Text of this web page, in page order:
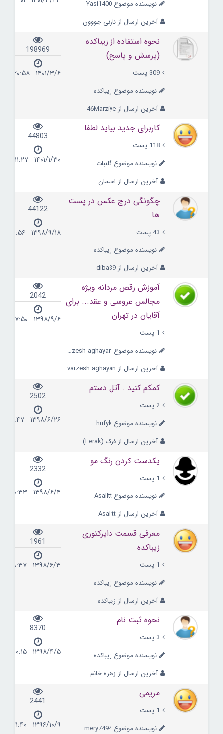
نویسنده موضوع Yasi1400
آخرین ارسال از نارنی جووون
نحوه استفاده از زیباکده
(پرسش و پاسخ)
309 پست
نویسنده موضوع زیباکده
آخرین ارسال از 46Marziye
198969
۱۴۰۱/۳/۶ ۲۰:۵۸
کاربرای جدید بیاید لطفا
118 پست
نویسنده موضوع گلنبات
آخرین ارسال از احسان..
44803
۱۴۰۱/۱/۳۰ ۱۱:۲۷
چگونگی درج عکس در پست
ها
43 پست
نویسنده موضوع زیباکده
آخرین ارسال از diba39
44122
۱۳۹۸/۹/۱۸ ۱۹:۵۶
آموزش رقص مردانه ویژه
مجالس عروسی و عقد... برای
آقایان در تهران
1 پست
نویسنده موضوع varzesh aghayan
آخرین ارسال از varzesh aghayan
2042
۱۳۹۸/۹/۶ ۱۷:۵۰
کمکم کنید . آتل دستم
2 پست
نویسنده موضوع hufyk
آخرین ارسال از فرک (Ferak)
2502
۱۳۹۸/۶/۲۶ ۰۸:۴۷
یکدست کردن رنگ مو
1 پست
نویسنده موضوع Asalltt
آخرین ارسال از Asalltt
2332
۱۳۹۸/۶/۴ ۰۰:۳۳
معرفی قسمت دایرکتوری
زیباکده
1 پست
نویسنده موضوع زیباکده
آخرین ارسال از زیباکده
1961
۱۳۹۸/۶/۳ ۱۸:۳۷
نحوه ثبت نام
3 پست
نویسنده موضوع زیباکده
آخرین ارسال از زهره خانم
8370
۱۳۹۸/۴/۵ ۰۰:۱۵
مریمی
1 پست
نویسنده موضوع mery7494
2441
۱۳۹۶/۱۰/۹ ۲۱:۴۰